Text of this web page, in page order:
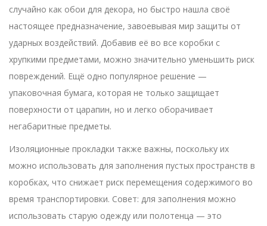
случайно как обои для декора, но быстро нашла своё
настоящее предназначение, завоевывая мир защиты от
ударных воздействий. Добавив её во все коробки с
хрупкими предметами, можно значительно уменьшить риск
повреждений. Ещё одно популярное решение —
упаковочная бумага, которая не только защищает
поверхности от царапин, но и легко оборачивает
негабаритные предметы.
Изоляционные прокладки также важны, поскольку их
можно использовать для заполнения пустых пространств в
коробках, что снижает риск перемещения содержимого во
время транспортировки. Совет: для заполнения можно
использовать старую одежду или полотенца — это